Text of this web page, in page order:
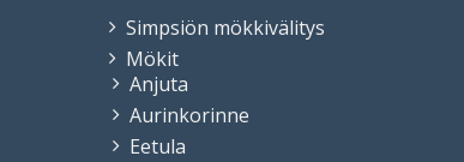
Simpsiön mökkivälitys
Mökit
Anjuta
Aurinkorinne
Eetula